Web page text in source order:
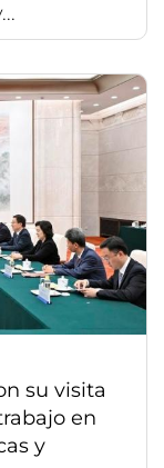
su visita
en
y